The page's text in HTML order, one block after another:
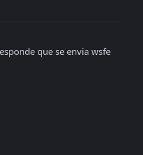
que se envia wsfe